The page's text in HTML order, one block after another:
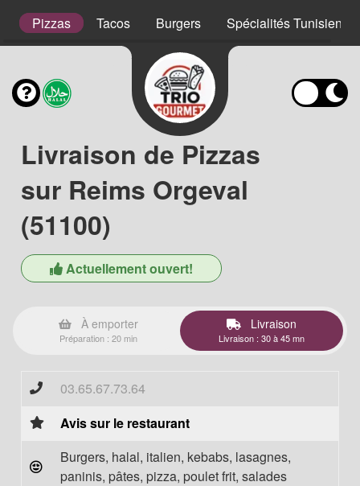
Pizzas Tacos Burgers Spécialités
Livraison de Pizzas
sur Reims Orgeval
(51100)
Actuellement ouvert!
À emporter
Préparation : 20 min
Livraison
Livraison : 30 à 45 mn
03.65.67.73.64
Avis sur le restaurant
Burgers, halal, italien, kebabs, lasagnes,
paninis, pâtes, pizza, poulet frit, salades